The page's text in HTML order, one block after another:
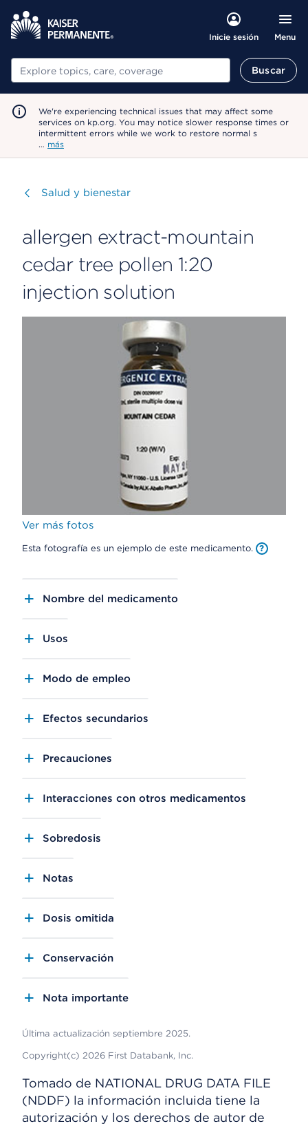
Inicie sesión Menu
Buscar Buscar
We're experiencing technical issues that may affect some
services on kp.org. You may notice slower response times or
intermittent errors while we work to restore normal s
… más
Visitar
Salud y bienestar
allergen extract-mountain
cedar tree pollen 1:20
injection solution
Ver más fotos
Esta fotografía es un ejemplo de este medicamento.
Nombre del medicamento
Usos
Modo de empleo
Efectos secundarios
Precauciones
Interacciones con otros medicamentos
Sobredosis
Notas
Dosis omitida
Conservación
Nota importante
Última actualización septiembre 2025.
Copyright(c) 2026 First Databank, Inc.
Tomado de NATIONAL DRUG DATA FILE
(NDDF) la información incluida tiene la
autorización y los derechos de autor de